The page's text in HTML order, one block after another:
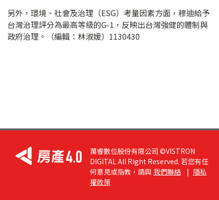
另外，環境、社會及治理（ESG）考量因素方面，穆迪給予
台灣治理評分為最高等級的G-1，反映出台灣強健的體制與
政府治理。（編輯：林淑媛）1130430
萬睿數位股份有限公司 ©VISTRON
DIGITAL All Right Reserved. 若您有任
何意見或指教，請與 我們聯絡 | 隱私
權政策